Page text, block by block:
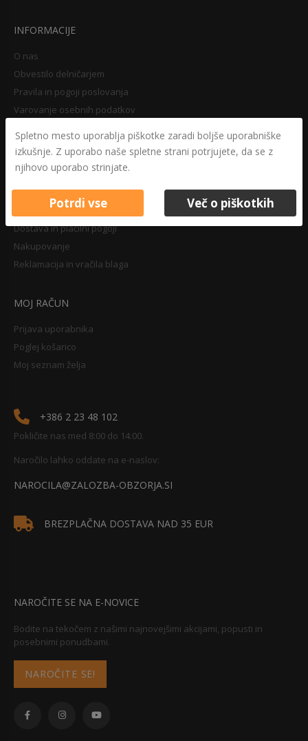
INFORMACIJE
O nas
Obvestilo delničarjem
Pravila in pogoji poslovanja
Varovanje osebnih podatkov
Pravilnik o zasebnosti
Pravno obvestilo
NAKUPOVANJE
Dostava in plačilni pogoji
Nakupovanje
Reklamacija in vračila blaga
MOJ RAČUN
Prijava uporabnika
Poglej košarico
Moj seznam želja
+386 2 23 48 102
Pokličite nas med 8:00 do 14:00.
Naročilo lahko oddate na e-naslov:
NAROCILA@ZALOZBA-OBZORJA.SI
BREZPLAČNA DOSTAVA NAD 35 EUR
NAROČITE SE NA E-NOVICE
Bodite na tekočem z našimi najnovejšimi akcijami, popusti in
posebnimi ponudbami.
NAROČITE SE!
Spletno mesto uporablja piškotke zaradi boljše uporabniške
izkušnje. Z uporabo naše spletne strani potrjujete, da se z
njihovo uporabo strinjate.
Potrdi vse Več o piškotkih